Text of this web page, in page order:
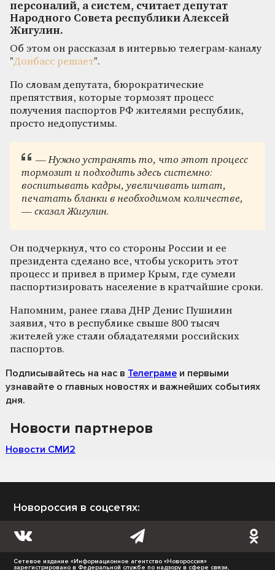
персоналий, а систем, считает депутат
Народного Совета республики Алексей
Жигулин.
Об этом он рассказал в интервью телеграм-каналу
"Донбасс решает".
По словам депутата, бюрократические
препятствия, которые тормозят процесс
получения паспортов РФ жителями республик,
просто недопустимы.
— Нужно устранять то, что этот процесс
тормозит и подходить здесь системно:
воспитывать кадры, увеличивать штат,
печатать бланки в необходимом количестве,
— сказал Жигулин.
Он подчеркнул, что со стороны России и ее
президента сделано все, чтобы ускорить этот
процесс и привел в пример Крым, где сумели
паспортизировать население в кратчайшие сроки.
Напомним, ранее глава ДНР Денис Пушилин
заявил, что в республике свыше 800 тысяч
жителей уже стали обладателями российских
паспортов.
Подписывайтесь на нас в Телеграме и первыми
узнавайте о главных новостях и важнейших событиях
дня.
Новости партнеров
Новости СМИ2
Новороссия в соцсетях:
Сетевое издание «Информационное агентство «Новороссия»
зарегистрировано в Федеральной службе по надзору в сфере связи,